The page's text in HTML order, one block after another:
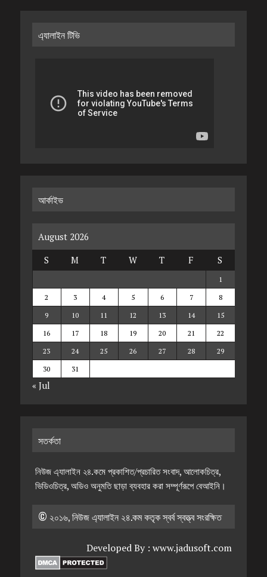
এ্যালাইন টিভি
আর্কাইভ
August 2026
S
M T W T F S
1
2
3 4 5 6 7
8
9
10 11 12 13 14
15
16
17 18 19 20 21
22
23
24 25 26 27 28
29
30
31
« Jul
সতর্কতা
নিউজ এ্যালাইন ২৪.কমে প্রকাশিত/প্রচারিত সংবাদ, আলোকচিত্র,
ভিডিওচিত্র, অডিও অনুমতি ছাড়া ব্যবহার করা সম্পূর্ণরূপে বেআইনি।
© ২০১৬, নিউজ এ্যালাইন ২৪.কম কতৃক স্বর্ব স্বত্ত্ব সংরক্ষিত
Developed By :www.jadusoft.com